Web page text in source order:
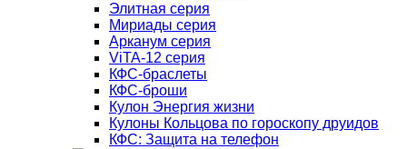
Элитная серия
Мириады серия
Арканум серия
ViTA-12 серия
КФС-браслеты
КФС-броши
Кулон Энергия жизни
Кулоны Кольцова по гороскопу друидов
КФС: Защита на телефон